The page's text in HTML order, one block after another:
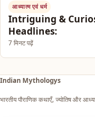
आध्यात्म एवं धर्म
Intriguing &
Headlines:
7 मिनट पढ़ें
Indian Mythologys
भारतीय पौराणिक कथाएँ, ज्योतिष और